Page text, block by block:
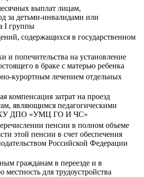
выплат лицам,
за детьми-инвалидами или
I группы
содержащихся в государственном
и попечительства на установление
в браке с матерью ребенка
курортным лечением отдельных
компенсация затрат на проезд
являющимся педагогическими
ДПО «УМЦ ГО И ЧС»
пенсии в полном объеме
этой пенсии в счет обеспечения
Российской Федерации
гражданам в переезде и в
местность для трудоустройства